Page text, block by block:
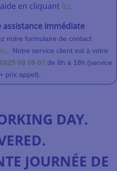
en cliquant ici.
assistance immédiate
notre formulaire de contact
ici Notre service client est à votre
0825 09 08 07 de 8h à 18h (service
prix appel).
DAY.
JOURNÉE DE